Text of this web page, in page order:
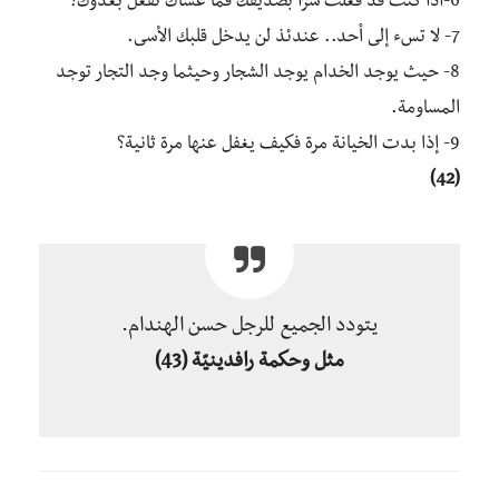
7- لا تسء إلى أحد.. عندئذ لن يدخل قلبك الأسى.
8- حيث يوجد الخدام يوجد الشجار وحيثما وجد التجار توجد
المساومة.
9- إذا بدت الخيانة مرة فكيف يغفل عنها مرة ثانية؟
(42)
يتودد الجميع للرجل حسن الهندام.
مثل وحكمة رافدينيّة(43)